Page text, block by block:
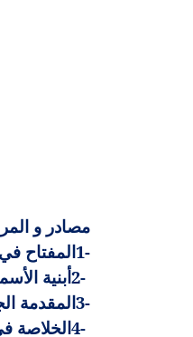
مصادر و
1-المفتاح
2-أبنية
3-المقدمة
4-الخلاصة